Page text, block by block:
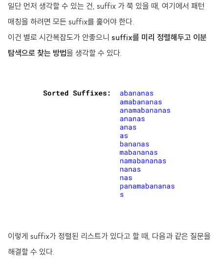
일단 먼저 생각할 수 있는 건, suffix 가 쭉 있을 때, 여기에서 패턴
매칭을 하려면 모든 suffix를 훑어야 한다.
이건 별로 시간복잡도가 안좋으니 suffix를 미리 정렬해두고 이분
탐색으로 찾는 방법을 생각할 수 있다.
이렇게 suffix가 정렬된 리스트가 있다고 할 때, 다음과 같은 질문을
해결할 수 있다.